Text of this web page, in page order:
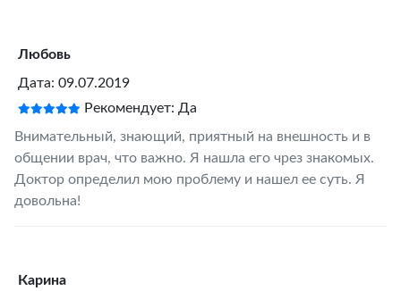
Любовь
Дата: 09.07.2019
Рекомендует: Да
Внимательный, знающий, приятный на внешность и в
общении врач, что важно. Я нашла его чрез знакомых.
Доктор определил мою проблему и нашел ее суть. Я
довольна!
Карина